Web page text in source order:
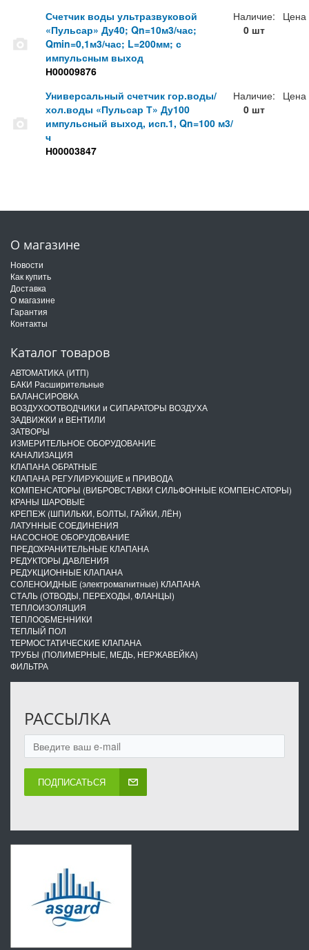
Счетчик воды ультразвуковой
«Пульсар» Ду40; Qn=10м3/час;
Qmin=0,1м3/час; L=200мм; с
импульсным выход
Н00009876
Наличие:
0 шт
Цена
Универсальный счетчик гор.воды/
хол.воды «Пульсар Т» Ду100
импульсный выход, исп.1, Qn=100 м3/
ч
Н00003847
Наличие:
0 шт
Цена
О магазине
Новости
Как купить
Доставка
О магазине
Гарантия
Контакты
Каталог товаров
АВТОМАТИКА (ИТП)
БАКИ Расширительные
БАЛАНСИРОВКА
ВОЗДУХООТВОДЧИКИ и СИПАРАТОРЫ ВОЗДУХА
ЗАДВИЖКИ и ВЕНТИЛИ
ЗАТВОРЫ
ИЗМЕРИТЕЛЬНОЕ ОБОРУДОВАНИЕ
КАНАЛИЗАЦИЯ
КЛАПАНА ОБРАТНЫЕ
КЛАПАНА РЕГУЛИРУЮЩИЕ и ПРИВОДА
КОМПЕНСАТОРЫ (ВИБРОВСТАВКИ СИЛЬФОННЫЕ КОМПЕНСАТОРЫ)
КРАНЫ ШАРОВЫЕ
КРЕПЕЖ (ШПИЛЬКИ, БОЛТЫ, ГАЙКИ, ЛЁН)
ЛАТУННЫЕ СОЕДИНЕНИЯ
НАСОСНОЕ ОБОРУДОВАНИЕ
ПРЕДОХРАНИТЕЛЬНЫЕ КЛАПАНА
РЕДУКТОРЫ ДАВЛЕНИЯ
РЕДУКЦИОННЫЕ КЛАПАНА
СОЛЕНОИДНЫЕ (электромагнитные) КЛАПАНА
СТАЛЬ (ОТВОДЫ, ПЕРЕХОДЫ, ФЛАНЦЫ)
ТЕПЛОИЗОЛЯЦИЯ
ТЕПЛООБМЕННИКИ
ТЕПЛЫЙ ПОЛ
ТЕРМОСТАТИЧЕСКИЕ КЛАПАНА
ТРУБЫ (ПОЛИМЕРНЫЕ, МЕДЬ, НЕРЖАВЕЙКА)
ФИЛЬТРА
РАССЫЛКА
ПОДПИСАТЬСЯ